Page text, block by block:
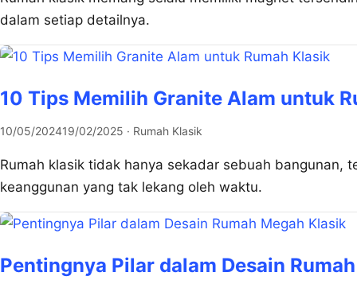
dalam setiap detailnya.
10 Tips Memilih Granite Alam untuk
10/05/202419/02/2025 · Rumah Klasik
Rumah klasik tidak hanya sekadar sebuah bangunan,
keanggunan yang tak lekang oleh waktu.
Pentingnya Pilar dalam Desain